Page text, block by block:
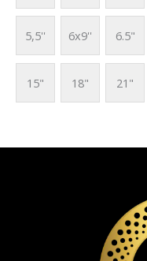
5,5'' 6x9'' 6.5"
15" 18" 21"